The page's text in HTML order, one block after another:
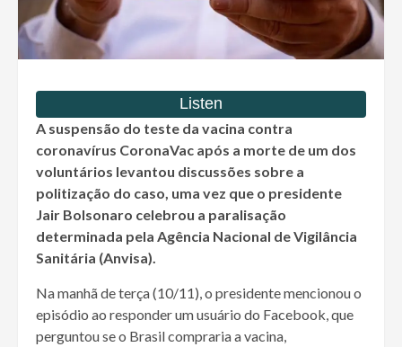
A suspensão do teste da vacina contra
coronavírus CoronaVac após a morte de um dos
voluntários levantou discussões sobre a
politização do caso, uma vez que o presidente
Jair Bolsonaro celebrou a paralisação
determinada pela Agência Nacional de Vigilância
Sanitária (Anvisa).
Na manhã de terça (10/11), o presidente mencionou o
episódio ao responder um usuário do Facebook, que
perguntou se o Brasil compraria a vacina,